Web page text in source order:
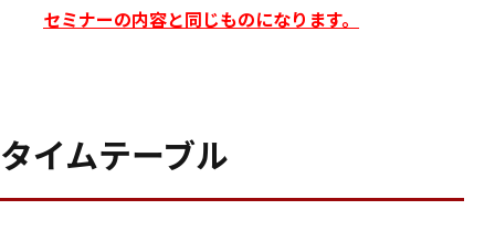
セミナーの内容と同じものになります。
タイムテーブル